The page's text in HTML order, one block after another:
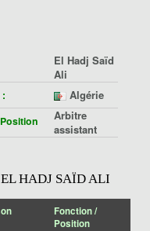
El Hadj Saïd
Ali
Algérie
Arbitre
assistant
EL HADJ SAÏD ALI
Fonction /
Position